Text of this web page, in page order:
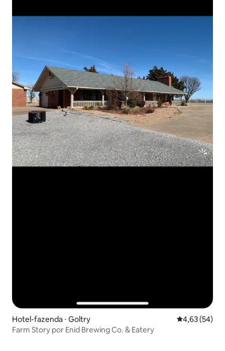
Hotel-fazenda ⋅ Goltry 4,63 de uma
4,63 (54)
Farm Story por Enid Brewing Co. & Eatery